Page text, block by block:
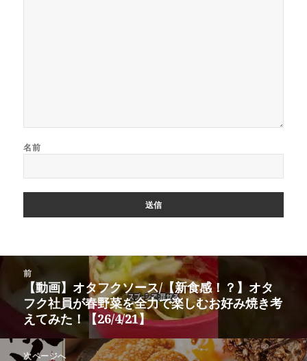
名前
前
前
の
投
稿:
【動画】オタフクソース/【新食感！？】オタ
フク社員が春野菜を全力で楽しむお好み焼き考
えてみた！【26/4/21】
次ページへ